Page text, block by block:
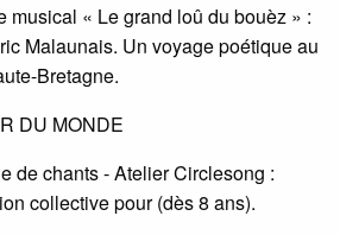
musical « Le grand loû du bouèz » :
Malaunais. Un voyage poétique au
Bretagne.
DU MONDE
de chants - Atelier Circlesong :
collective pour (dès 8 ans).